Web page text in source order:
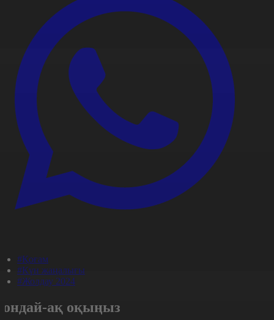
#Қоғам
#Күн жаңалығы
#Жолдау 2024
ақ оқыңыз